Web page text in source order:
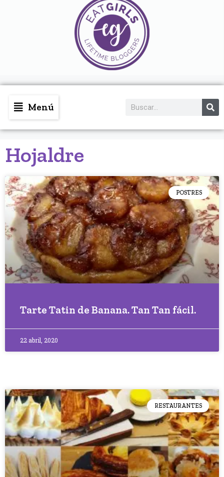
Menú
Hojaldre
POSTRES
Tarte Tatin de Banana. Tan Tan fácil.
22 abril, 2020
RESTAURANTES